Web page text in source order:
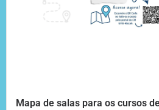
Mapa de salas para os cursos